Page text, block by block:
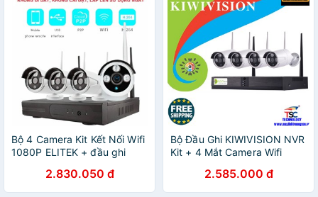
Bộ 4 Camera Kit Kết Nối Wifi
1080P ELITEK + đầu ghi
2.830.050 đ
Bộ Đầu Ghi KIWIVISION NVR
Kit + 4 Mắt Camera Wifi
2.585.000 đ